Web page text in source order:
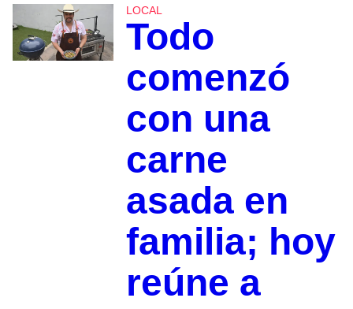
LOCAL
Todo
comenzó
con una
carne
asada en
familia; hoy
reúne a